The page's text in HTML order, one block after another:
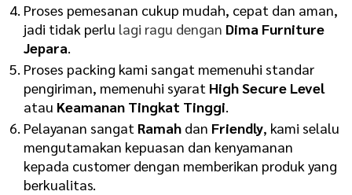
Proses pemesanan cukup mudah, cepat dan aman,
jadi tidak perlu lagi ragu dengan Dima Furniture
Jepara.
Proses packing kami sangat memenuhi standar
pengiriman, memenuhi syarat High Secure Level
atau Keamanan Tingkat Tinggi.
Pelayanan sangat Ramah dan Friendly, kami selalu
mengutamakan kepuasan dan kenyamanan
kepada customer dengan memberikan produk yang
berkualitas.